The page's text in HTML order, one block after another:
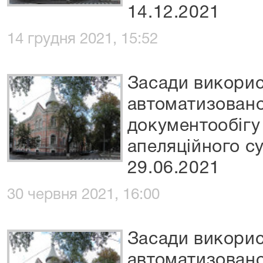
14.12.2021
14 грудня 2021, 15:52
Засади
апеляційного
29.06.2021
30 червня 2021, 16:00
Засади